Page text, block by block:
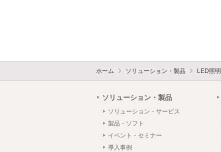
ホーム ソリューション・製品 LED照明
ソリューション・製品
ソリューション・サービス
製品・ソフト
イベント・セミナー
導入事例